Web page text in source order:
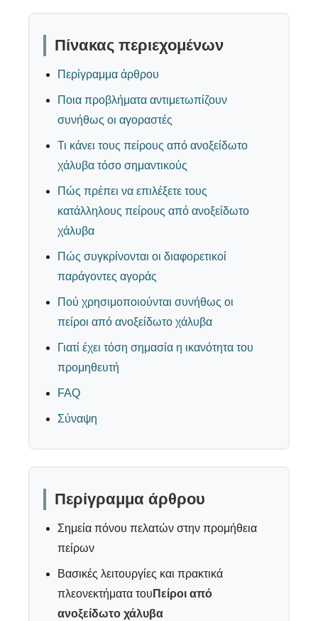
Πίνακας περιεχομένων
Περίγραμμα άρθρου
Ποια προβλήματα αντιμετωπίζουν
συνήθως οι αγοραστές
Τι κάνει τους πείρους από ανοξείδωτο
χάλυβα τόσο σημαντικούς
Πώς πρέπει να επιλέξετε τους
κατάλληλους πείρους από ανοξείδωτο
χάλυβα
Πώς συγκρίνονται οι διαφορετικοί
παράγοντες αγοράς
Πού χρησιμοποιούνται συνήθως οι
πείροι από ανοξείδωτο χάλυβα
Γιατί έχει τόση σημασία η ικανότητα του
προμηθευτή
FAQ
Σύναψη
Περίγραμμα άρθρου
Σημεία πόνου πελατών στην προμήθεια
πείρων
Βασικές λειτουργίες και πρακτικά
πλεονεκτήματα του Πείροι από
ανοξείδωτο χάλυβα